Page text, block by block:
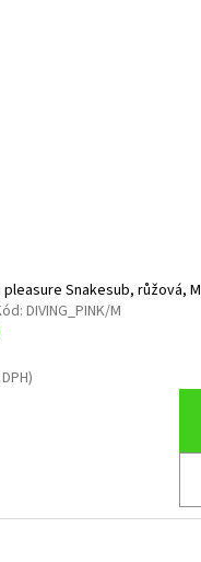
pleasure Snakesub, růžová, M
DIVING_PINK/M